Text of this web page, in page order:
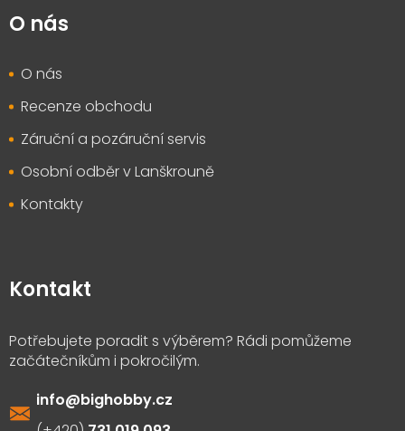
O nás
O nás
Recenze obchodu
Záruční a pozáruční servis
Osobní odběr v Lanškrouně
Kontakty
Kontakt
info@bighobby.cz